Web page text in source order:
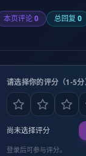
本页评论0 总回复 0
请选择你的评分（1-5分
尚未选择评分
登录后可参与评分。